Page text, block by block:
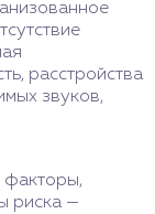
расстройства
звуков,
факторы,
риска —